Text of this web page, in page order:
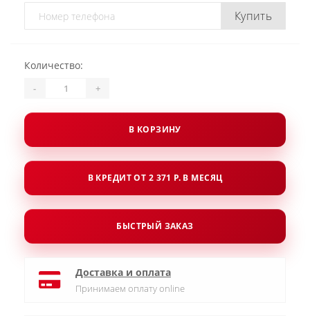
Купить
Количество:
- +
В КОРЗИНУ
В КРЕДИТ ОТ 2 371 Р. В МЕСЯЦ
БЫСТРЫЙ ЗАКАЗ
Доставка и оплата
Принимаем оплату online